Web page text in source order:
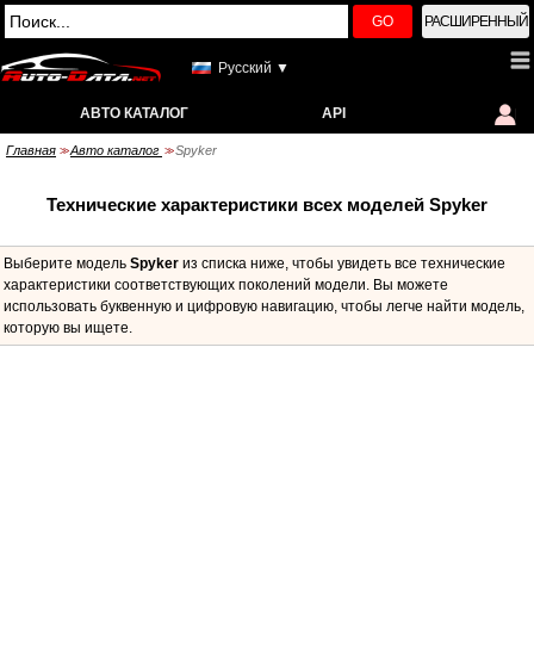
GO РАСШИРЕННЫЙ
Русский ▼
АВТО КАТАЛОГ API
Главная >> Авто каталог >> Spyker
Технические характеристики всех моделей Spyker
Выберите модель Spyker из списка ниже, чтобы увидеть все технические
характеристики соответствующих поколений модели. Вы можете
использовать буквенную и цифровую навигацию, чтобы легче найти модель,
которую вы ищете.